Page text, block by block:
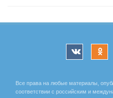
Все права на любые материалы,
соответствии с российским и